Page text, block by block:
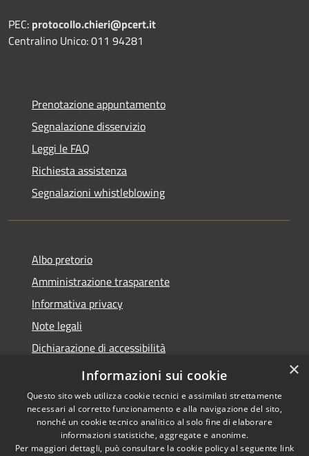
PEC: protocollo.chieri@pcert.it
Centralino Unico: 011 94281
Prenotazione appuntamento
Segnalazione disservizio
Leggi le FAQ
Richiesta assistenza
Segnalazioni whistleblowing
Albo pretorio
Amministrazione trasparente
Informativa privacy
Note legali
Dichiarazione di accessibilità
Meccanismo di Feedback
Copyright © 2026 • Comune di
×
Informazioni sui cookie
Questo sito web utilizza cookie tecnici e assimilati strettamente
necessari al corretto funzionamento e alla navigazione del sito,
nonché un cookie tecnico analitico al solo fine di elaborare
informazioni statistiche, aggregate e anonime.
Per maggiori dettagli, può consultare la cookie policy al seguente link